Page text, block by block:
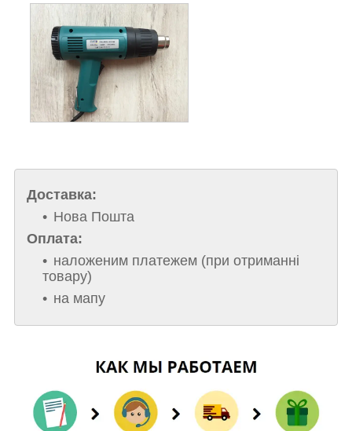
Доставка:
Нова Пошта
Оплата:
наложеним платежем (при отриманні
товару)
на мапу